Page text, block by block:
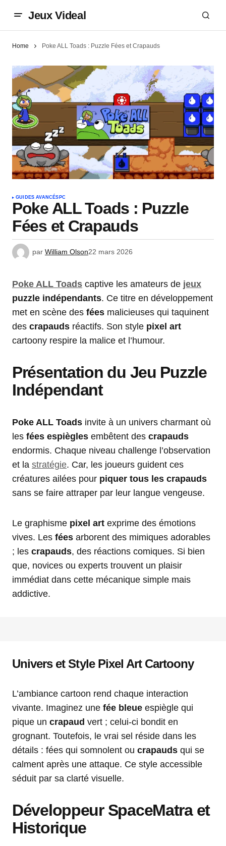
Jeux Videal
Home Poke ALL Toads : Puzzle Fées et Crapauds
GUIDES AVANCÉS PC
Poke ALL Toads : Puzzle
Fées et Crapauds
par William Olson22 mars 2026
Poke ALL Toads captive les amateurs de jeux
puzzle indépendants. Ce titre en développement
met en scène des fées malicieuses qui taquinent
des crapauds réactifs. Son style pixel art
cartoony respire la malice et l’humour.
Présentation du Jeu Puzzle
Indépendant
Poke ALL Toads invite à un univers charmant où
les fées espiègles embêtent des crapauds
endormis. Chaque niveau challenge l’observation
et la stratégie. Car, les joueurs guident ces
créatures ailées pour piquer tous les crapauds
sans se faire attraper par leur langue vengeuse.
Le graphisme pixel art exprime des émotions
vives. Les fées arborent des mimiques adorables
; les crapauds, des réactions comiques. Si bien
que, novices ou experts trouvent un plaisir
immédiat dans cette mécanique simple mais
addictive.
Univers et Style Pixel Art Cartoony
L’ambiance cartoon rend chaque interaction
vivante. Imaginez une fée bleue espiègle qui
pique un crapaud vert ; celui-ci bondit en
grognant. Toutefois, le vrai sel réside dans les
détails : fées qui somnolent ou crapauds qui se
calment après une attaque. Ce style accessible
séduit par sa clarté visuelle.
Développeur SpaceMatra et
Historique